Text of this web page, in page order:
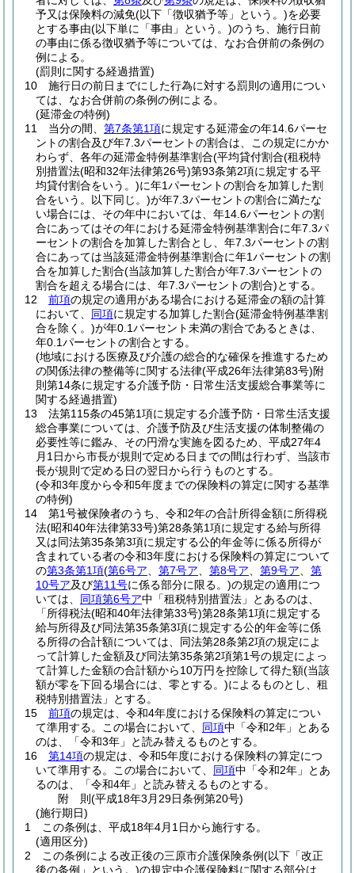
予又は保険料の減免(以下「徴収猶予等」という。)を必要
とする事由(以下単に「事由」という。)のうち、施行日前
の事由に係る徴収猶予等については、なお合併前の条例の
例による。
(罰則に関する経過措置)
10
施行日の前日までにした行為に対する罰則の適用につい
ては、なお合併前の条例の例による。
(延滞金の特例)
11
当分の間、 第7条第1項に規定する延滞金の年14.6パーセ
ントの割合及び年7.3パーセントの割合は、この規定にかか
わらず、各年の延滞金特例基準割合(平均貸付割合(租税特
別措置法(昭和32年法律第26号)第93条第2項に規定する平
均貸付割合をいう。)に年1パーセントの割合を加算した割
合をいう。以下同じ。)が年7.3パーセントの割合に満たな
い場合には、その年中においては、年14.6パーセントの割
合にあってはその年における延滞金特例基準割合に年7.3パ
ーセントの割合を加算した割合とし、年7.3パーセントの割
合にあっては当該延滞金特例基準割合に年1パーセントの割
合を加算した割合(当該加算した割合が年7.3パーセントの
割合を超える場合には、年7.3パーセントの割合)とする。
12
前項の規定の適用がある場合における延滞金の額の計算
において、 同項に規定する加算した割合(延滞金特例基準割
合を除く。)が年0.1パーセント未満の割合であるときは、
年0.1パーセントの割合とする。
(地域における医療及び介護の総合的な確保を推進するため
の関係法律の整備等に関する法律(平成26年法律第83号)附
則第14条に規定する介護予防・日常生活支援総合事業等に
関する経過措置)
13
法第115条の45第1項に規定する介護予防・日常生活支援
総合事業については、介護予防及び生活支援の体制整備の
必要性等に鑑み、その円滑な実施を図るため、平成27年4
月1日から市長が規則で定める日までの間は行わず、当該市
長が規則で定める日の翌日から行うものとする。
(令和3年度から令和5年度までの保険料の算定に関する基準
の特例)
14
第1号被保険者のうち、令和2年の合計所得金額に所得税
法(昭和40年法律第33号)第28条第1項に規定する給与所得
又は同法第35条第3項に規定する公的年金等に係る所得が
含まれている者の令和3年度における保険料の算定について
の第3条第1項(第6号ア 第7号ア 第8号ア 第9号ア
第
10号ア及び第11号に係る部分に限る。)の規定の適用につ
いては、 同項第6号ア中「租税特別措置法」とあるのは、
「所得税法(昭和40年法律第33号)第28条第1項に規定する
給与所得及び同法第35条第3項に規定する公的年金等に係
る所得の合計額については、同法第28条第2項の規定によ
って計算した金額及び同法第35条第2項第1号の規定によっ
て計算した金額の合計額から10万円を控除して得た額(当該
額が零を下回る場合には、零とする。)によるものとし、租
税特別措置法」とする。
15
前項の規定は、令和4年度における保険料の算定につい
て準用する。
この場合において、 同項中「令和2年」とある
のは、「令和3年」と読み替えるものとする。
16
第14項の規定は、令和5年度における保険料の算定につ
いて準用する。
この場合において、 同項中「令和2年」とあ
るのは、「令和4年」と読み替えるものとする。
附 則(平成18年3月29日条例第20号)
(施行期日)
1
この条例は、平成18年4月1日から施行する。
(適用区分)
2
この条例による改正後の三原市介護保険条例(以下「改正
後の条例」という。)の規定中介護保険料に関する部分は、